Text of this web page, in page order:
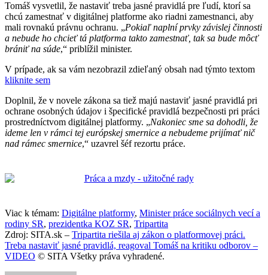
Tomáš vysvetlil, že nastaviť treba jasné pravidlá pre ľudí, ktorí sa
chcú zamestnať v digitálnej platforme ako riadni zamestnanci, aby
mali rovnakú právnu ochranu. „Pokiaľ naplní prvky závislej činnosti
a nebude ho chcieť tá platforma takto zamestnať, tak sa bude môcť
brániť na súde,“ priblížil minister.
V prípade, ak sa vám nezobrazil zdieľaný obsah nad týmto textom
kliknite sem
Doplnil, že v novele zákona sa tiež majú nastaviť jasné pravidlá pri
ochrane osobných údajov i špecifické pravidlá bezpečnosti pri práci
prostredníctvom digitálnej platformy. „Nakoniec sme sa dohodli, že
ideme len v rámci tej európskej smernice a nebudeme prijímať nič
nad rámec smernice,“ uzavrel šéf rezortu práce.
Viac k témam: Digitálne platformy, Minister práce sociálnych vecí a
rodiny SR, prezidentka KOZ SR, Tripartita
Zdroj: SITA.sk – Tripartita riešila aj zákon o platformovej práci.
Treba nastaviť jasné pravidlá, reagoval Tomáš na kritiku odborov –
VIDEO © SITA Všetky práva vyhradené.